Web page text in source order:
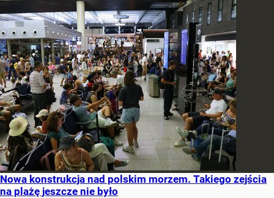
Nowa konstrukcja nad polskim morzem. Takiego zejścia
na plażę jeszcze nie było